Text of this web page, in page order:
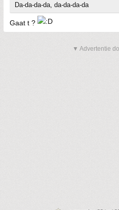
Da-da-da-da, da-da-da-da
Gaat t ?
▼ Advertentie